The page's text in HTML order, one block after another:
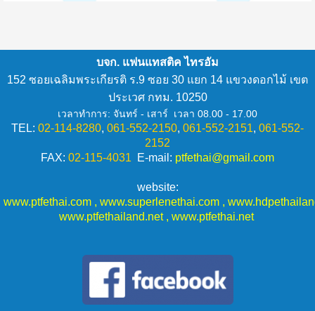
บจก. แฟนแทสติค ไทรอัม
152 ซอยเฉลิมพระเกียรติ ร.9 ซอย 30 แยก 14 แขวงดอกไม้ เขต
ประเวศ กทม. 10250
เวลาทำการ: จันทร์ - เสาร์ เวลา 08.00 - 17.00
TEL: 02-114-8280, 061-552-2150, 061-552-2151, 061-552-
2152
FAX: 02-115-4031 E-mail: ptfethai@gmail.com
website:
www.ptfethai.com , www.superlenethai.com ,
www.ptfethailand.net, www.ptfethai.net